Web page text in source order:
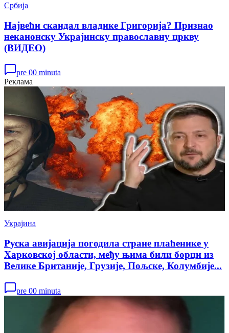
Србија
Највећи скандал владике Григорија? Признао
неканонску Украјинску православну цркву
(ВИДЕО)
pre 00 minuta
Реклама
Украјина
Руска авијација погодила стране плаћенике у
Харковској области, међу њима били борци из
Велике Британије, Грузије, Пољске, Колумбије...
pre 00 minuta